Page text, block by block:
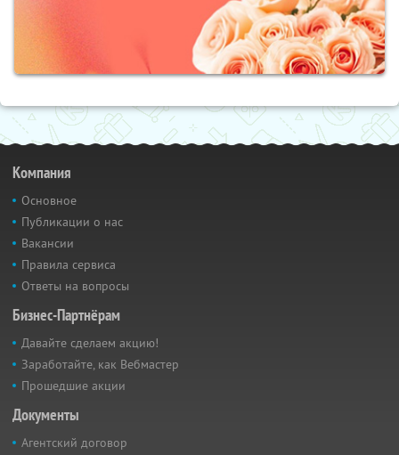
Компания
Основное
Публикации о нас
Вакансии
Правила сервиса
Ответы на вопросы
Бизнес-Партнёрам
Давайте сделаем акцию!
Заработайте, как Вебмастер
Прошедшие акции
Документы
Агентский договор